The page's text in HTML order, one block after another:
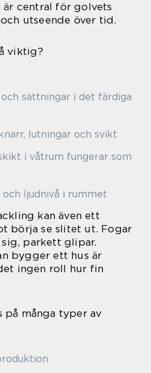
central för golvets
utseende över tid.
viktig?
sättningar i det färdiga
lutningar och svikt
i våtrum fungerar som
ljudnivå i rummet
kan även ett
börja se slitet ut. Fogar
parkett glipar.
bygger ett hus är
ingen roll hur fin
på många typer av